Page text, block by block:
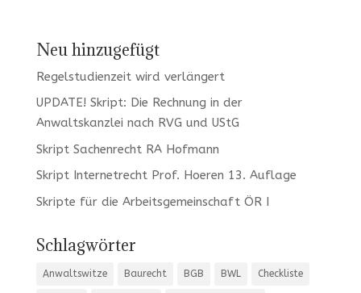
Neu hinzugefügt
Regelstudienzeit wird verlängert
UPDATE! Skript: Die Rechnung in der
Anwaltskanzlei nach RVG und UStG
Skript Sachenrecht RA Hofmann
Skript Internetrecht Prof. Hoeren 13. Auflage
Skripte für die Arbeitsgemeinschaft ÖR I
Schlagwörter
Anwaltswitze Baurecht BGB BWL Checkliste